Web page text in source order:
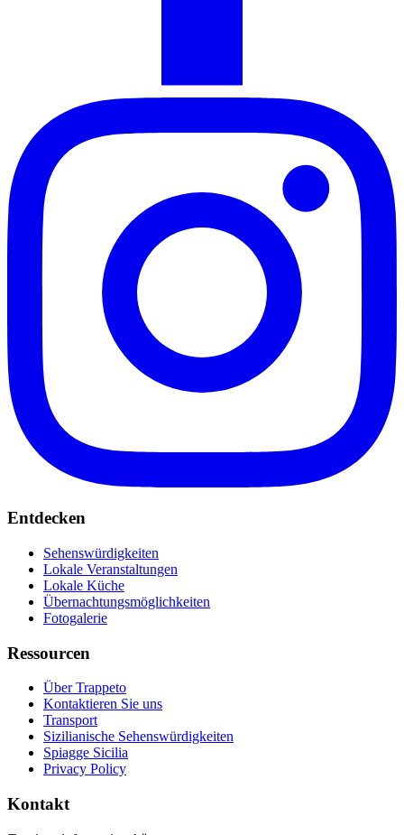
Entdecken
Sehenswürdigkeiten
Lokale Veranstaltungen
Lokale Küche
Übernachtungsmöglichkeiten
Fotogalerie
Ressourcen
Über Trappeto
Kontaktieren Sie uns
Transport
Sizilianische Sehenswürdigkeiten
Spiagge Sicilia
Privacy Policy
Kontakt